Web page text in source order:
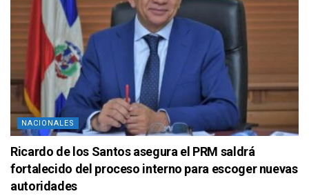
NACIONALES
Ricardo de los Santos asegura el PRM saldrá
fortalecido del proceso interno para escoger nuevas
autoridades